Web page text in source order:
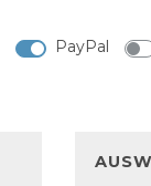
PayPal